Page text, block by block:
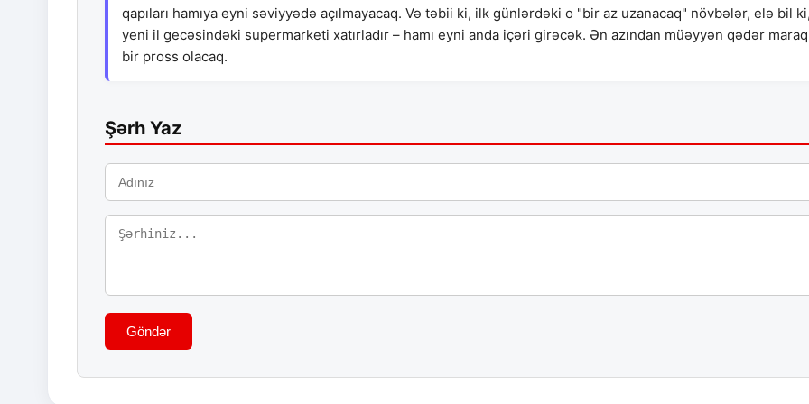
qapıları hamıya eyni səviyyədə açılmayacaq. Və təbii ki, ilk günlərdəki o "bir az uzanacaq" növbələr, elə bil
yeni il gecəsindəki supermarketi xatırladır – hamı eyni anda içəri girəcək. Ən azından müəyyən qədər
bir pross olacaq.
Şərh Yaz
Göndər